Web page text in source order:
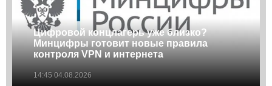
Цифровой концлагерь уже близко?
Минцифры готовит новые правила
контроля VPN и интернета
14:45 04.08.2026